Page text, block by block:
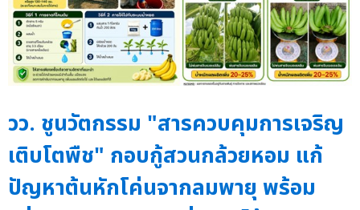
วว. ชูนวัตกรรม "สารควบคุมการเจริญ
เติบโตพืช" กอบกู้สวนกล้วยหอม แก้
ปัญหาต้นหักโค่นจากลมพายุ พร้อม